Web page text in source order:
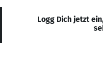
Logg Dich jetzt